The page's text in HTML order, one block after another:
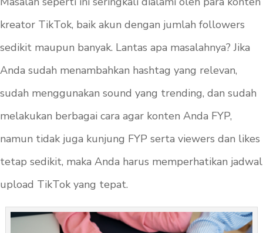
kreator TikTok, baik akun dengan jumlah followers
sedikit maupun banyak. Lantas apa masalahnya? Jika
Anda sudah menambahkan hashtag yang relevan,
sudah menggunakan sound yang trending, dan sudah
melakukan berbagai cara agar konten Anda FYP,
namun tidak juga kunjung FYP serta viewers dan likes
tetap sedikit, maka Anda harus memperhatikan jadwal
upload TikTok yang tepat.